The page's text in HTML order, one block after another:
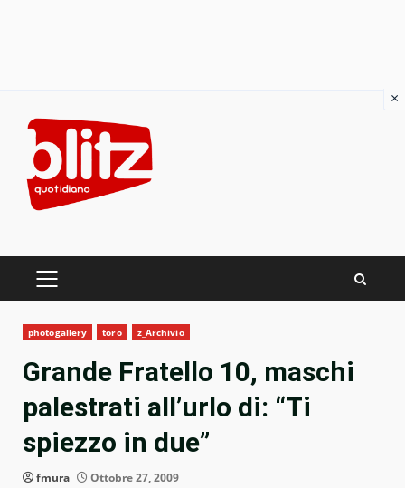
content
PRIMARY
photogallery toro z_Archivio
Grande Fratello 10, maschi
palestrati all’urlo di: “Ti
spiezzo in due”
fmura Ottobre 27, 2009
×